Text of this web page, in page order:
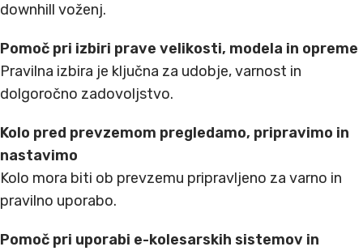
downhill voženj.
Pomoč pri izbiri prave velikosti, modela in opreme
Pravilna izbira je ključna za udobje, varnost in
dolgoročno zadovoljstvo.
Kolo pred prevzemom pregledamo, pripravimo in
nastavimo
Kolo mora biti ob prevzemu pripravljeno za varno in
pravilno uporabo.
Pomoč pri uporabi e-kolesarskih sistemov in